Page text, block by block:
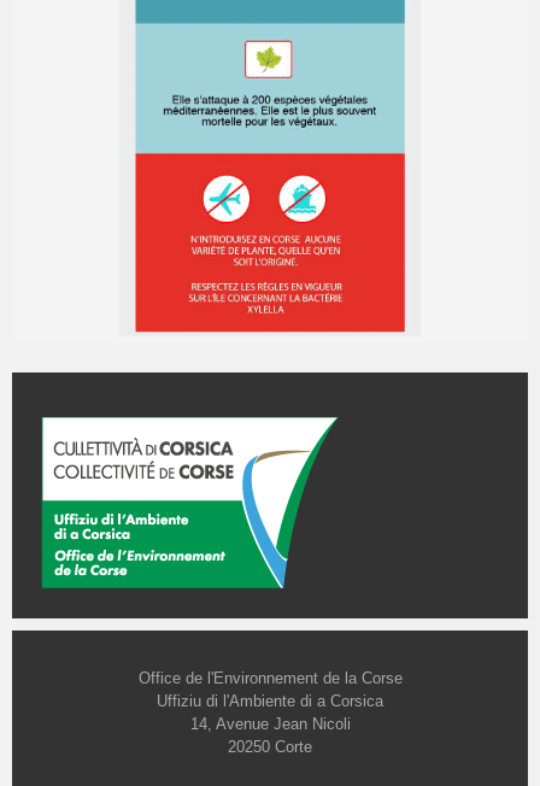
Office de l'Environnement de la Corse
Uffiziu di l'Ambiente di a Corsica
14, Avenue Jean Nicoli
20250 Corte